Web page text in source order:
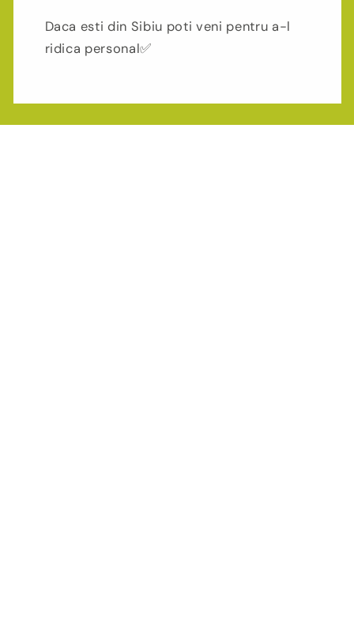
Daca esti din Sibiu poti veni pentru a-l
ridica personal✅